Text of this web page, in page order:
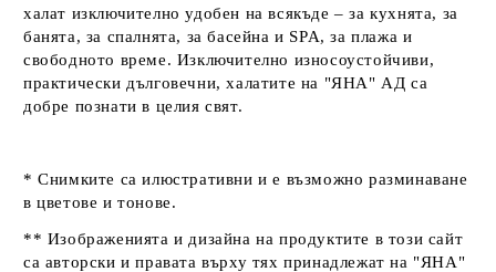
халат изключително удобен на всякъде – за кухнята, за
банята, за спалнята, за басейна и SPA, за плажа и
свободното време. Изключително износоустойчиви,
практически дълговечни, халатите на "ЯНА" АД са
добре познати в целия свят.
* Снимките са илюстративни и е възможно разминаване
в цветове и тонове.
** Изображенията и дизайна на продуктите в този сайт
са авторски и правата върху тях принадлежат на "ЯНА"